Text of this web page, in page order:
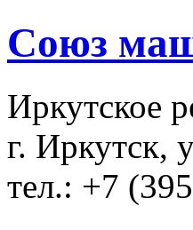
Союз
Иркутское
г. Иркутск,
тел.: +7